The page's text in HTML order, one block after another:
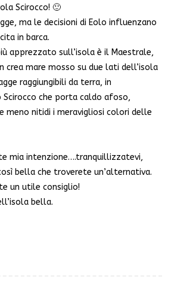
Scirocco! 🙂
ma le decisioni di Eolo influenzano
in barca.
apprezzato sull’isola è il Maestrale,
crea mare mosso su due lati dell’isola
raggiungibili da terra, in
che porta caldo afoso,
meno nitidi i meravigliosi colori delle
mia intenzione….tranquillizzatevi,
bella che troverete un’alternativa.
un utile consiglio!
bella.